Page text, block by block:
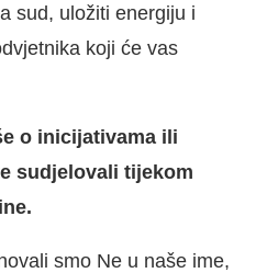
sud, uložiti energiju i
koji će vas
o inicijativama ili
sudjelovali tijekom
smo Ne u naše ime,